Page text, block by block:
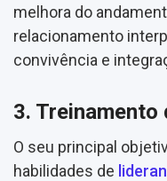
melhora do
relacionamento
convivência e
3. Treinamento
O seu principal
habilidades de